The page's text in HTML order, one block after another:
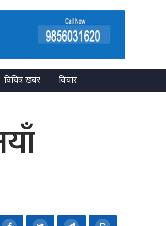
विचित्र खबर
विचार